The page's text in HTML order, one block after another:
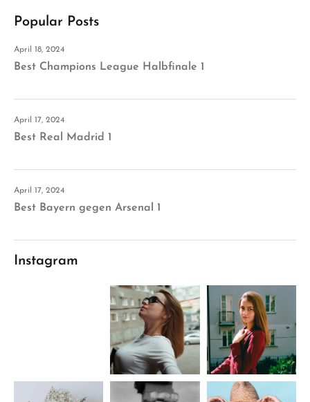
Popular Posts
April 18, 2024
Best Champions League Halbfinale 1
April 17, 2024
Best Real Madrid 1
April 17, 2024
Best Bayern gegen Arsenal 1
Instagram